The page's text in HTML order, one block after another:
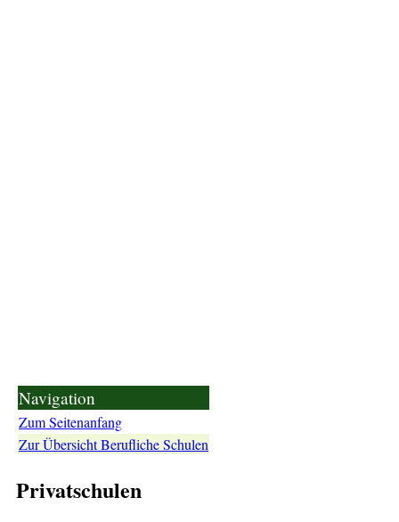
Navigation
Zum Seitenanfang
Zur Übersicht Berufliche Schulen
Privatschulen